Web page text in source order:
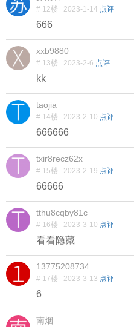
# 12楼 2023-1-14 点评
666
xxb9880
# 13楼 2023-2-6 点评
kk
taojia
# 14楼 2023-2-10 点评
666666
txir8recz62x
# 15楼 2023-2-19 点评
66666
tthu8cqby81c
# 16楼 2023-3-10 点评
看看隐藏
13775208734
# 17楼 2023-3-13 点评
6
南烟